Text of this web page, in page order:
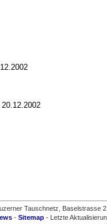
Tauschnetz, Baselstrasse
- Sitemap - Letzte